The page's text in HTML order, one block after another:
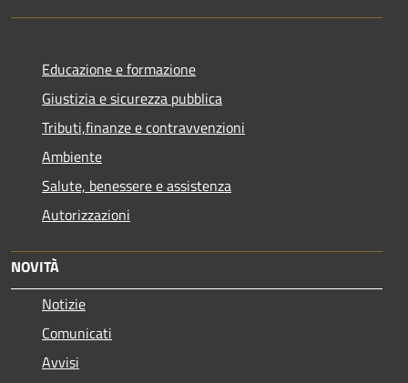
Educazione e formazione
Giustizia e sicurezza pubblica
Tributi,finanze e contravvenzioni
Ambiente
Salute, benessere e assistenza
Autorizzazioni
NOVITÀ
Notizie
Comunicati
Avvisi